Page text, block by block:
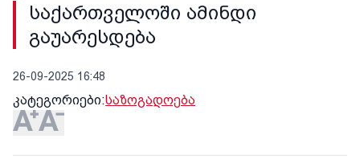
საქართველოში ამინდი
გაუარესდება
26-09-2025 16:48
კატეგორიები:საზოგადოება